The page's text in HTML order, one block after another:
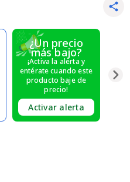
¿Un precio
más bajo?
¡Activa la alerta y
entérate cuando este
producto baje de
precio!
Activar alerta